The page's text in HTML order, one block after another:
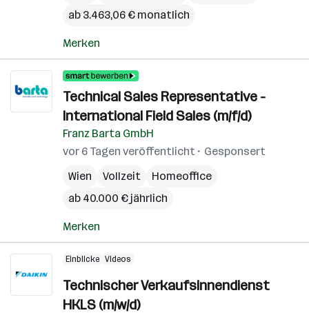
ab 3.463,06 € monatlich
Merken
Technical Sales Representative -
International Field Sales (m/f/d)
Franz Barta GmbH
vor 6 Tagen veröffentlicht
Gesponsert
Wien
Vollzeit
Homeoffice
ab 40.000 € jährlich
Merken
Einblicke Videos
Technischer Verkaufsinnendienst
HKLS (m/w/d)